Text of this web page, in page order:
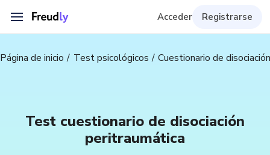
Acceder Registrarse
Página de inicio Test psicológicos Cuestionario de
Test cuestionario de disociación
peritraumática